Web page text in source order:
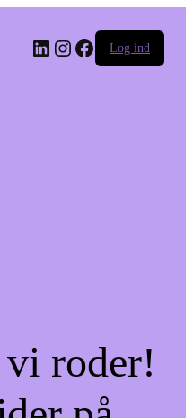
LinkedIn
Instagram
Facebook
Log ind
roder!